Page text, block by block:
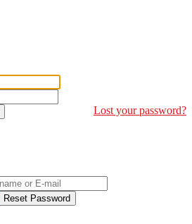
Lost your password?
Reset Password